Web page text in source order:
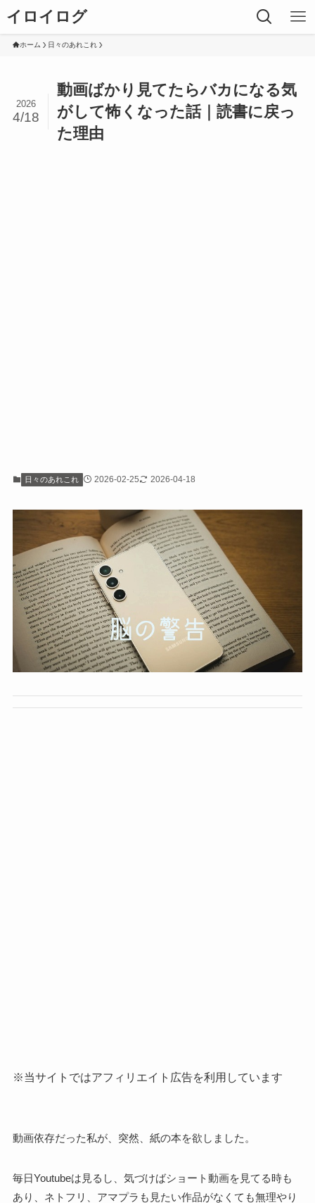
イロイログ
ホーム 日々のあれこれ
動画ばかり見てたらバカになる気
がして怖くなった話｜読書に戻っ
た理由
2026
4/18
日々のあれこれ 2026-02-25 2026-04-18
※当サイトではアフィリエイト広告を利用しています
動画依存だった私が、突然、紙の本を欲しました。
毎日Youtubeは見るし、気づけばショート動画を見てる時も
あり、ネトフリ、アマプラも見たい作品がなくても無理やり